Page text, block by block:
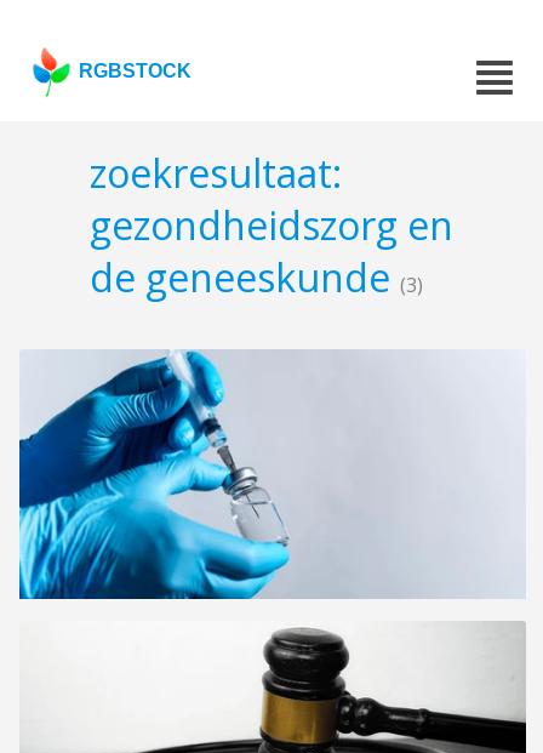
RGBSTOCK
zoekresultaat:
gezondheidszorg en
de geneeskunde (3)